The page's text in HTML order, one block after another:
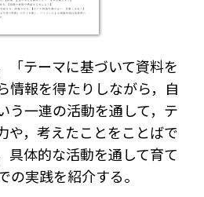
「テーマに基づいて資料を
情報を得たりしながら，自
う一連の活動を通して，テ
や，考えたことをことばで
具体的な活動を通して育て
の実践を紹介する。